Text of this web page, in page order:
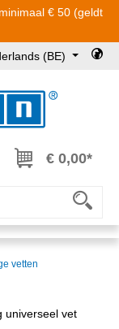
€ 50 (geldt
(BE)
op je€ 0,00*
vetten